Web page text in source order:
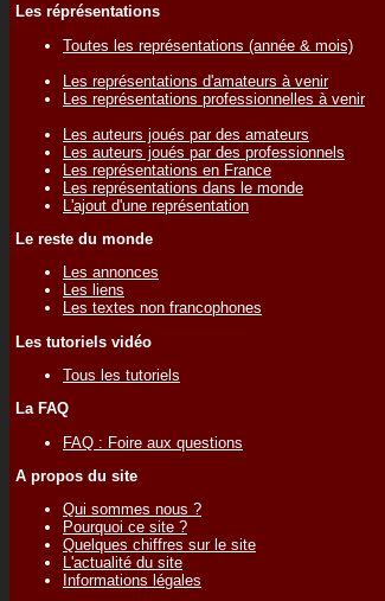
Les réprésentations
Toutes les représentations (année & mois)
Les représentations d'amateurs à venir
Les représentations professionnelles à venir
Les auteurs joués par des amateurs
Les auteurs joués par des professionnels
Les représentations en France
Les représentations dans le monde
L'ajout d'une représentation
Le reste du monde
Les annonces
Les liens
Les textes non francophones
Les tutoriels vidéo
Tous les tutoriels
La FAQ
FAQ : Foire aux questions
A propos du site
Qui sommes nous ?
Pourquoi ce site ?
Quelques chiffres sur le site
L'actualité du site
Informations légales